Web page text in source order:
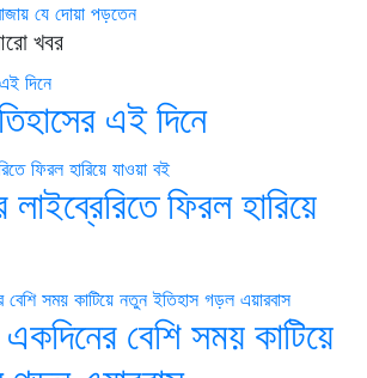
যে দোয়া পড়তেন
খবর
এই দিনে
ফিরল হারিয়ে
বেশি সময় কাটিয়ে